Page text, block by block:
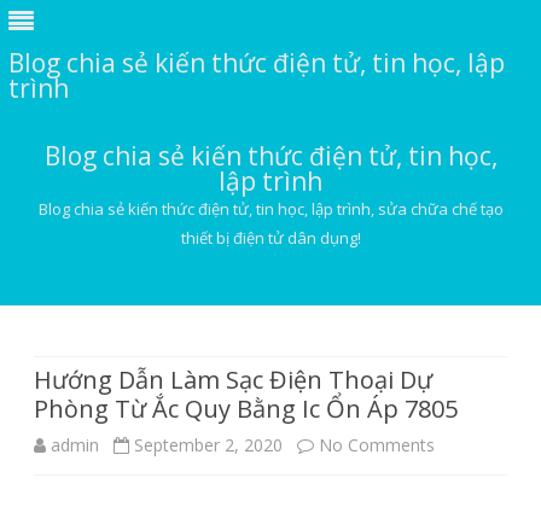
Blog chia sẻ kiến thức điện tử, tin học, lập
trình
Blog chia sẻ kiến thức điện tử, tin học,
lập trình
Blog chia sẻ kiến thức điện tử, tin học, lập trình, sửa chữa chế tạo
thiết bị điện tử dân dụng!
Hướng Dẫn Làm Sạc Điện Thoại Dự
Phòng Từ Ắc Quy Bằng Ic Ổn Áp 7805
admin September 2, 2020 No Comments